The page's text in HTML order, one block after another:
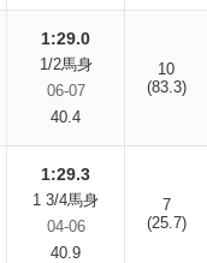
1:29.0
1/2馬身
06-07
40.4
10
(83.3)
1:29.3
1 3/4馬身
04-06
40.9
7
(25.7)